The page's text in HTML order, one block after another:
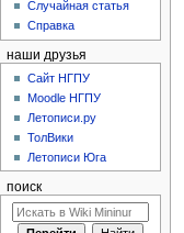
Случайная статья
Справка
наши друзья
Cайт НГПУ
Moodle НГПУ
Летописи.ру
ТолВики
Летописи Юга
поиск